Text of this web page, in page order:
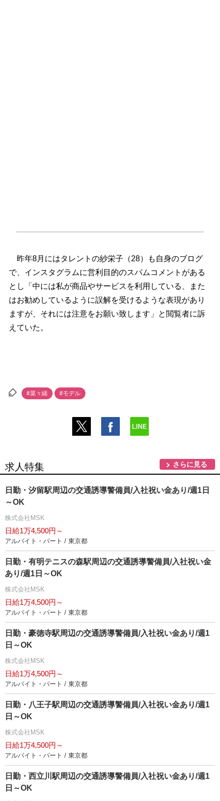
昨年8月にはタレントの紗栄子（28）も自身のブログ
で、インスタグラムに営利目的のスパムコメントがある
とし「中には私が商品やサービスを利用している、また
はお勧めしているように誤解を受けるような表現があり
ますが、それには注意をお願い致します」と閲覧者に訴
えていた。
#菜々緒 #モデル
求人特集 さらに見る
日勤・汐留駅周辺の交通誘導警備員/入社祝い金あり/週1日
～OK
株式会社MSK
日給1万4,500円～
アルバイト・パート / 東京都
日勤・有明テニスの森駅周辺の交通誘導警備員/入社祝い金
あり/週1日～OK
株式会社MSK
日給1万4,500円～
アルバイト・パート / 東京都
日勤・豪徳寺駅周辺の交通誘導警備員/入社祝い金あり/週1
日～OK
株式会社MSK
日給1万4,500円～
アルバイト・パート / 東京都
日勤・八王子駅周辺の交通誘導警備員/入社祝い金あり/週1
日～OK
株式会社MSK
日給1万4,500円～
アルバイト・パート / 東京都
日勤・西立川駅周辺の交通誘導警備員/入社祝い金あり/週1
日～OK